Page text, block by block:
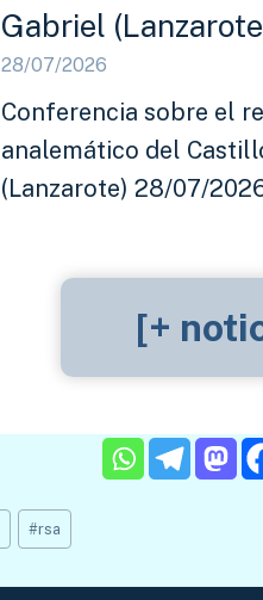
Gabriel
28/07/2026
Conferencia sobre el
analemático del
(Lanzarote) 28/07/
[+
#rsa